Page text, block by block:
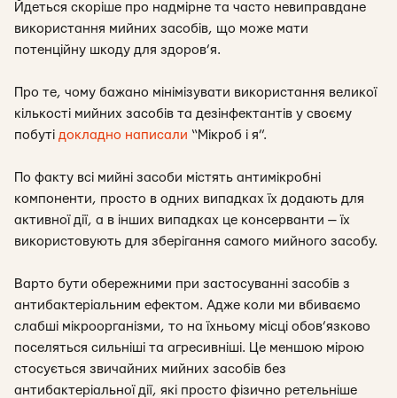
Йдеться скоріше про надмірне та часто невиправдане
використання мийних засобів, що може мати
потенційну шкоду для здоров’я.
Про те, чому бажано мінімізувати використання великої
кількості мийних засобів та дезінфектантів у своєму
побуті докладно написали “Мікроб і я”.
По факту всі мийні засоби містять антимікробні
компоненти, просто в одних випадках їх додають для
активної дії, а в інших випадках це консерванти — їх
використовують для зберігання самого мийного засобу.
Варто бути обережними при застосуванні засобів з
антибактеріальним ефектом. Адже коли ми вбиваємо
слабші мікроорганізми, то на їхньому місці обов’язково
поселяться сильніші та агресивніші. Це меншою мірою
стосується звичайних мийних засобів без
антибактеріальної дії, які просто фізично ретельніше